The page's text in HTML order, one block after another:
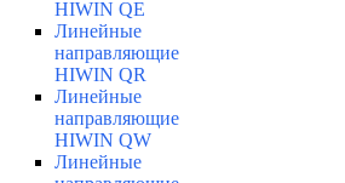
HIWIN QE
Линейные
направляющие
HIWIN QR
Линейные
направляющие
HIWIN QW
Линейные